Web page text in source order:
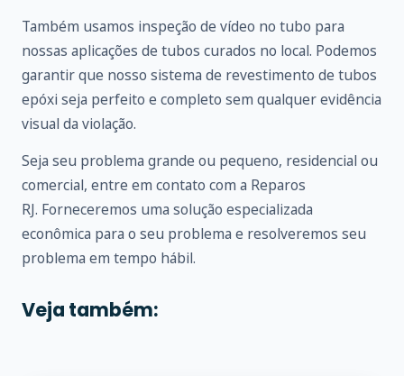
Também usamos inspeção de vídeo no tubo para
nossas aplicações de tubos curados no local. Podemos
garantir que nosso sistema de revestimento de tubos
epóxi seja perfeito e completo sem qualquer evidência
visual da violação.
Seja seu problema grande ou pequeno, residencial ou
comercial, entre em contato com a Reparos
RJ. Forneceremos uma solução especializada
econômica para o seu problema e resolveremos seu
problema em tempo hábil.
Veja também: